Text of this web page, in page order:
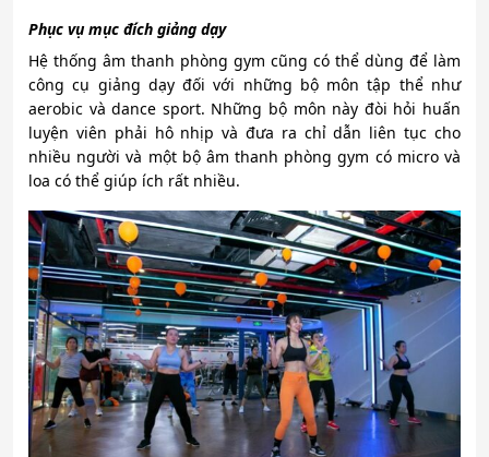
Phục vụ mục đích giảng dạy
Hệ thống âm thanh phòng gym cũng có thể dùng để làm
công cụ giảng dạy đối với những bộ môn tập thể như
aerobic và dance sport. Những bộ môn này đòi hỏi huấn
luyện viên phải hô nhịp và đưa ra chỉ dẫn liên tục cho
nhiều người và một bộ âm thanh phòng gym có micro và
loa có thể giúp ích rất nhiều.